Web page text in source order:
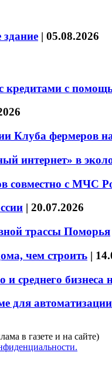
| 05.08.2026
кредитами с
Клуба фермеров
интернет» в
с МЧС
| 20.07.2026
трассы Поморья
чем строить |
среднего бизнеса
для
в газете и на сайте)